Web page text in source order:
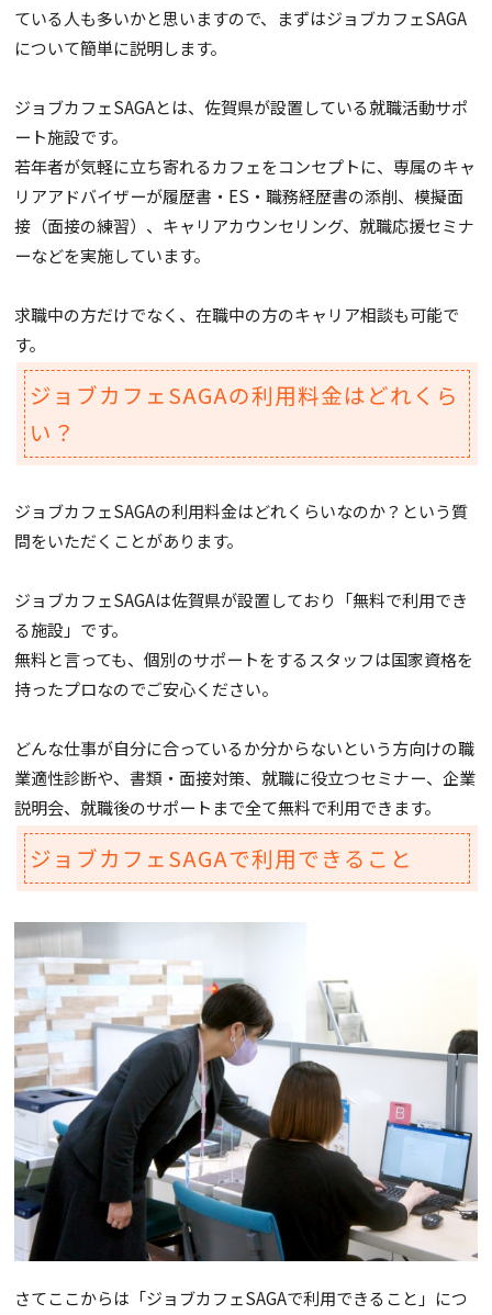
ている人も多いかと思いますので、まずはジョブカフェSAGA
について簡単に説明します。
ジョブカフェSAGAとは、佐賀県が設置している就職活動サポ
ート施設です。
若年者が気軽に立ち寄れるカフェをコンセプトに、専属のキャ
リアアドバイザーが履歴書・ES・職務経歴書の添削、模擬面
接（面接の練習）、キャリアカウンセリング、就職応援セミナ
ーなどを実施しています。
求職中の方だけでなく、在職中の方のキャリア相談も可能で
す。
ジョブカフェSAGAの利用料金はどれくら
い？
ジョブカフェSAGAの利用料金はどれくらいなのか？という質
問をいただくことがあります。
ジョブカフェSAGAは佐賀県が設置しており「無料で利用でき
る施設」です。
無料と言っても、個別のサポートをするスタッフは国家資格を
持ったプロなのでご安心ください。
どんな仕事が自分に合っているか分からないという方向けの職
業適性診断や、書類・面接対策、就職に役立つセミナー、企業
説明会、就職後のサポートまで全て無料で利用できます。
ジョブカフェSAGAで利用できること
さてここからは「ジョブカフェSAGAで利用できること」につ